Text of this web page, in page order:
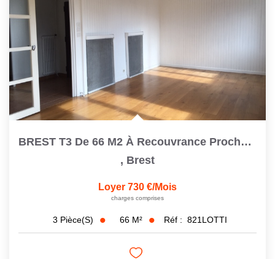
BREST T3 De 66 M2 À Recouvrance Proche Cafarelli Avec Un...
, Brest
Loyer 730 €/mois
charges comprises
3 Pièce(s) 66 M² Réf : 821LOTTI